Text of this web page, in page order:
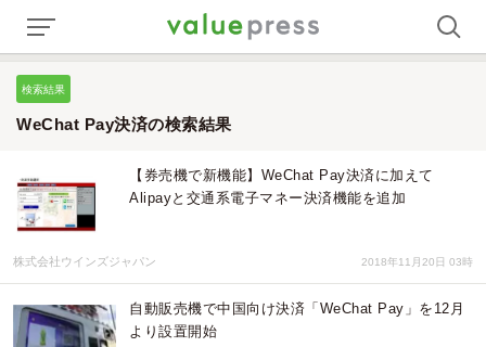
検索結果
WeChat Pay決済の検索結果
【券売機で新機能】WeChat Pay決済に加えて
Alipayと交通系電子マネー決済機能を追加
株式会社ウインズジャパン 2018年11月20日 03時
自動販売機で中国向け決済「WeChat Pay」を12月
より設置開始